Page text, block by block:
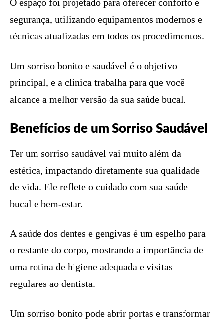
O espaço foi projetado para oferecer conforto e
segurança, utilizando equipamentos modernos e
técnicas atualizadas em todos os procedimentos.
Um sorriso bonito e saudável é o objetivo
principal, e a clínica trabalha para que você
alcance a melhor versão da sua saúde bucal.
Benefícios de um Sorriso Saudável
Ter um sorriso saudável vai muito além da
estética, impactando diretamente sua qualidade
de vida. Ele reflete o cuidado com sua saúde
bucal e bem-estar.
A saúde dos dentes e gengivas é um espelho para
o restante do corpo, mostrando a importância de
uma rotina de higiene adequada e visitas
regulares ao dentista.
Um sorriso bonito pode abrir portas e transformar